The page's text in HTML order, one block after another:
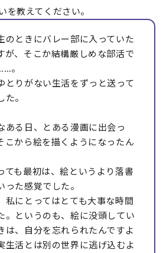
教えてください。
のときにバレー部に入っていた
が、そこか結構厳しめな部活で
。
とりがない生活をずっと送って
た。
ある日、とある漫画に出会っ
こから絵を描くようになったん
ても最初は、絵というより落書
った感覚でした。
私にとってはとても大事な時間
。というのも、絵に没頭してい
は、自分を忘れられたんですよ
生活とは別の世界に逃げ込むよ